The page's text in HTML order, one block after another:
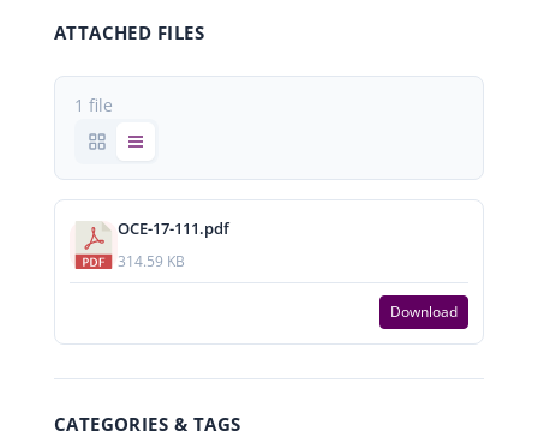
ATTACHED FILES
1 file
OCE-17-111.pdf
314.59 KB
Download
CATEGORIES & TAGS